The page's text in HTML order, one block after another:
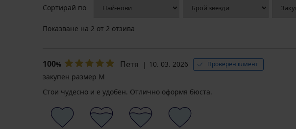
Сортирай по
Показване на 2 от 2 отзива
100% Петя 10. 03. 2026 Проверен клиент
закупен размер M
Стои чудесно и е удобен. Отлично оформя бюста.